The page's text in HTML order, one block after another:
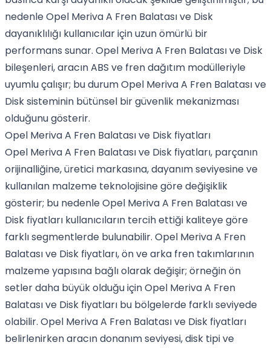
nedenle Opel Meriva A Fren Balatası ve Disk
dayanıklılığı kullanıcılar için uzun ömürlü bir
performans sunar. Opel Meriva A Fren Balatası ve Disk
bileşenleri, aracın ABS ve fren dağıtım modülleriyle
uyumlu çalışır; bu durum Opel Meriva A Fren Balatası ve
Disk sisteminin bütünsel bir güvenlik mekanizması
olduğunu gösterir.
Opel Meriva A Fren Balatası ve Disk fiyatları
Opel Meriva A Fren Balatası ve Disk fiyatları, parçanın
orijinalliğine, üretici markasına, dayanım seviyesine ve
kullanılan malzeme teknolojisine göre değişiklik
gösterir; bu nedenle Opel Meriva A Fren Balatası ve
Disk fiyatları kullanıcıların tercih ettiği kaliteye göre
farklı segmentlerde bulunabilir. Opel Meriva A Fren
Balatası ve Disk fiyatları, ön ve arka fren takımlarının
malzeme yapısına bağlı olarak değişir; örneğin ön
setler daha büyük olduğu için Opel Meriva A Fren
Balatası ve Disk fiyatları bu bölgelerde farklı seviyede
olabilir. Opel Meriva A Fren Balatası ve Disk fiyatları
belirlenirken aracın donanım seviyesi, disk tipi ve